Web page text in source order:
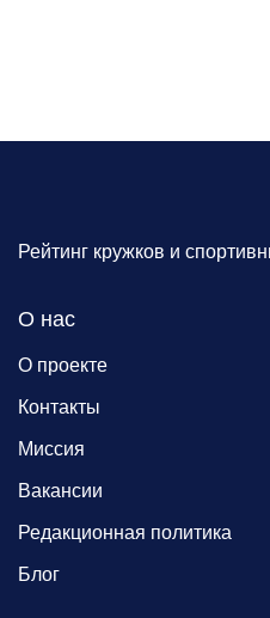
Рейтинг кружков и
О нас
О проекте
Контакты
Миссия
Вакансии
Редакционная политика
Блог